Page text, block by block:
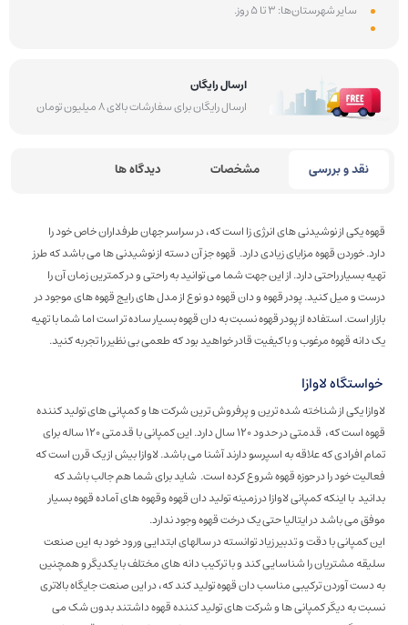
سایر شهرستان‌ها: 3 تا 5 روز.
ارسال رایگان
ارسال رایگان برای سفارشات بالای 8 میلیون تومان
نقد و بررسی مشخصات دیدگاه ها
قهوه یکی از نوشیدنی های انرژی زا است که، در سراسر جهان طرفداران خاص خود را
دارد. خوردن قهوه مزایای زیادی دارد. قهوه جز آن دسته از نوشیدنی ها می باشد که طرز
تهیه بسیار راحتی دارد. از این جهت شما می توانید به راحتی و در کمترین زمان آن را
درست و میل کنید. پودر قهوه و دان قهوه دو نوع از مدل های رایج قهوه های موجود در
بازار است. استفاده از پودر قهوه نسبت به دان قهوه بسیار ساده تر است اما شما با تهیه
یک دانه قهوه مرغوب و باکیفیت قادر خواهید بود که طعمی بی نظیر را تجربه کنید.
خواستگاه لاوازا
لاوازا یکی از شناخته شده ترین و پرفروش ترین شرکت ها و کمپانی های تولید کننده
قهوه است که، قدمتی در حدود ۱۲۰ سال دارد. این کمپانی با قدمتی ۱۲۰ ساله برای
تمام افرادی که علاقه به اسپرسو دارند آشنا می باشد. لاوازا بیش از یک قرن است که
فعالیت خود را در حوزه قهوه شروع کرده است. شاید برای شما هم جالب باشد که
بدانید با اینکه کمپانی لاوازا در زمینه تولید دان قهوه وقهوه های آماده قهوه بسیار
موفق می باشد در ایتالیا حتی یک درخت قهوه وجود ندارد.
این کمپانی با دقت و تدبیر زیاد توانسته در سالهای ابتدایی ورود خود به این صنعت
سلیقه مشتریان را شناسایی کند و با ترکیب دانه های مختلف با یکدیگر و همچنین
به دست آوردن ترکیبی مناسب دان قهوه تولید کند که، در این صنعت جایگاه بالاتری
نسبت به دیگر کمپانی ها و شرکت های تولید کننده قهوه داشتند بدون شک می